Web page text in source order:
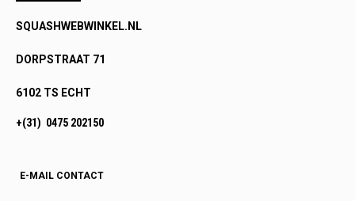
SQUASHWEBWINKEL.NL
DORPSTRAAT 71
6102 TS ECHT
+(31) 0475 202150
E-MAIL CONTACT